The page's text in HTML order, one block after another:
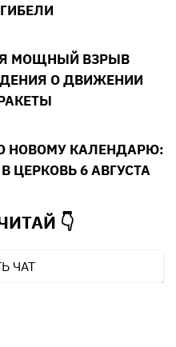
МОЩНЫЙ ВЗРЫВ
О ДВИЖЕНИИ
НОВОМУ КАЛЕНДАРЮ:
ЦЕРКОВЬ 6 АВГУСТА
👇
ЧАТ